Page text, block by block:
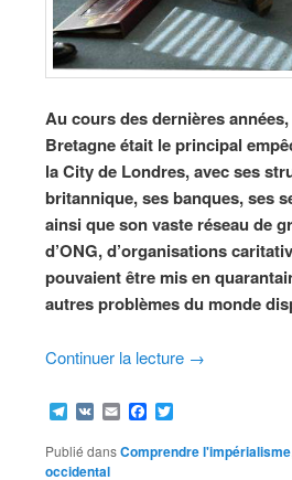
Au cours des dernières
Bretagne était le principal
la City de Londres, avec ses
britannique, ses banques, ses
ainsi que son vaste réseau de
d’ONG, d’organisations
pouvaient être mis en
autres problèmes du monde
Continuer la lecture →
Telegram
VK EmailFacebook
Publié dansComprendre l'impérialisme
occidental